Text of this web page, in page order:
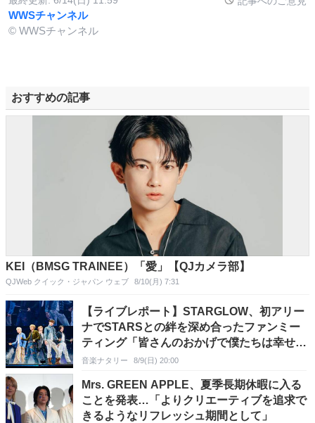
WWSチャンネル
© WWSチャンネル
おすすめの記事
KEI（BMSG TRAINEE）「愛」【QJカメラ部】
QJWeb クイック・ジャパン ウェブ 8/10(月) 7:31
【ライブレポート】STARGLOW、初アリー
ナでSTARSとの絆を深め合ったファンミー
ティング「皆さんのおかげで僕たちは幸せで
す！」
音楽ナタリー 8/9(日) 20:00
Mrs. GREEN APPLE、夏季長期休暇に入る
ことを発表…「よりクリエーティブを追求で
きるようなリフレッシュ期間として」